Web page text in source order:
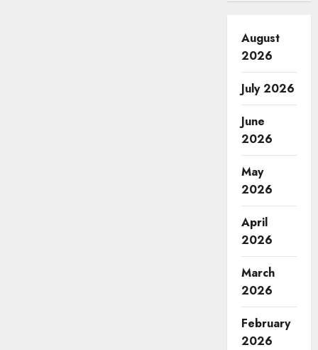
August
2026
July 2026
June
2026
May
2026
April
2026
March
2026
February
2026